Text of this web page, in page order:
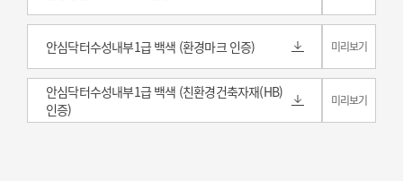
안심닥터수성내부1급 백색 (환경마크 인증) 미리보기
안심닥터수성내부1급 백색 (친환경건축자재(HB)
인증)
미리보기